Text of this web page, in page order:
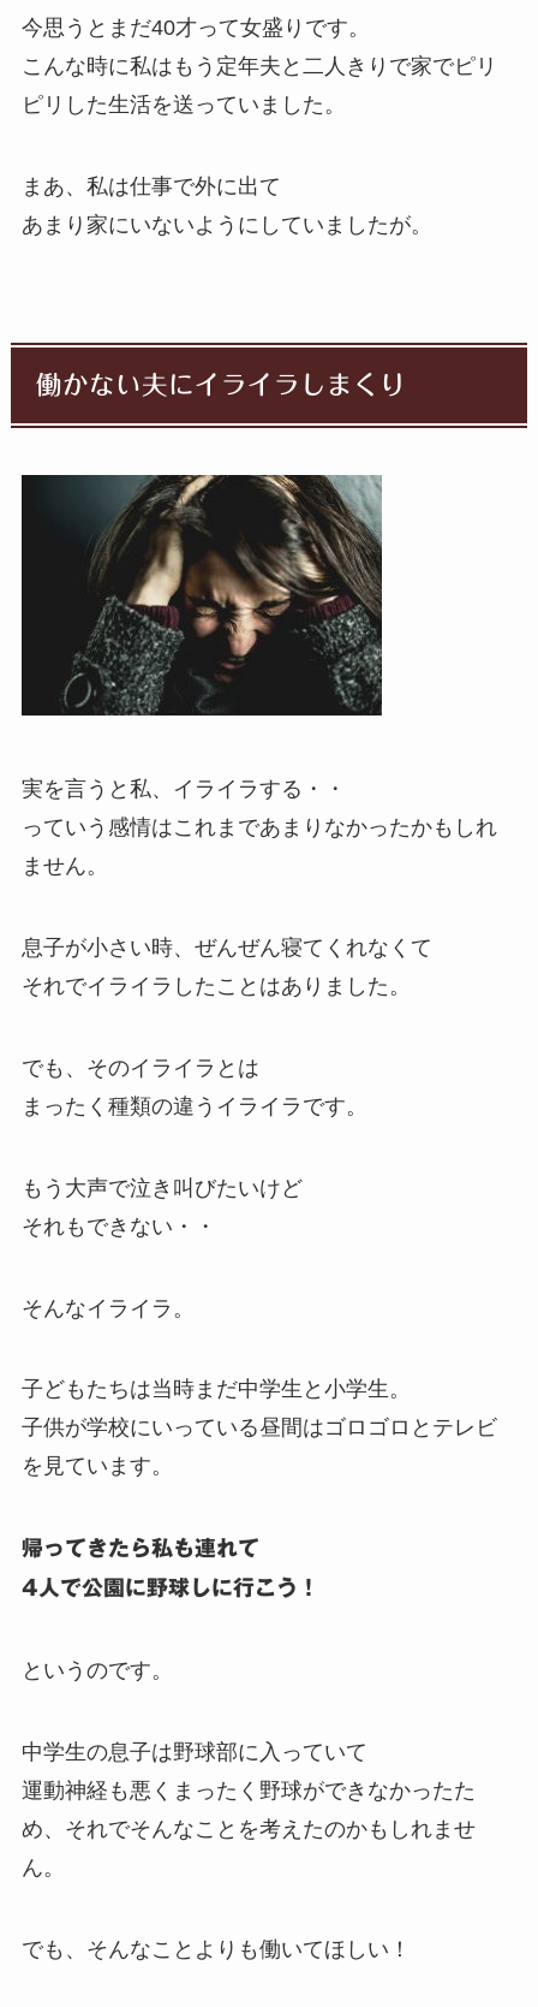
今思うとまだ40才って女盛りです。
こんな時に私はもう 定年夫と二人きりで家でピリ
ピリした生活を送っていました。
まあ、私は仕事で外に出て
あまり家にいないようにしていましたが。
働かない夫にイライラしまくり
実を言うと私、イライラする・・
っていう感情はこれまであまりなかったかもしれ
ません。
息子が小さい時、ぜんぜん寝てくれなくて
それでイライラしたことはありました。
でも、そのイライラとは
まったく種類の違うイライラです。
もう大声で泣き叫びたいけど
それもできない・・
そんなイライラ。
子どもたちは当時まだ中学生と小学生。
子供が学校にいっている昼間はゴロゴロとテレビ
を見ています。
帰ってきたら私も連れて
4人で公園に野球しに行こう！
というのです。
中学生の息子は野球部に入っていて
運動神経も悪くまったく野球ができなかったた
め、それでそんなことを考えたのかもしれませ
ん。
でも、 そんなことよりも働いてほしい！